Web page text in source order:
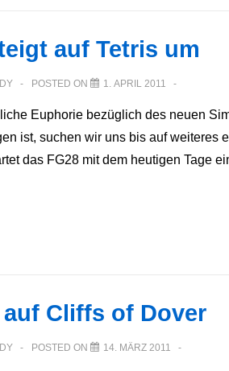
auf Tetris um
POSTED ON 1. APRIL 2011
Euphorie bezüglich des neuen
ist, suchen wir uns bis auf weiteres
das FG28 mit dem heutigen Tage
auf Cliffs of Dover
POSTED ON 14. MÄRZ 2011